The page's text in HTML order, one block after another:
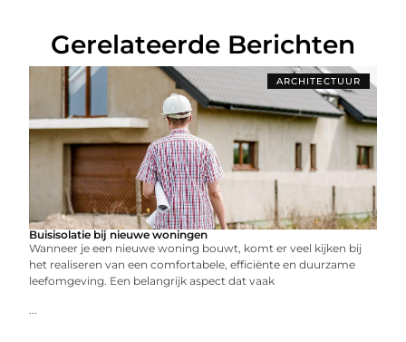
Gerelateerde Berichten
ARCHITECTUUR
Buisisolatie bij nieuwe woningen
Wanneer je een nieuwe woning bouwt, komt er veel kijken bij
het realiseren van een comfortabele, efficiënte en duurzame
leefomgeving. Een belangrijk aspect dat vaak
...